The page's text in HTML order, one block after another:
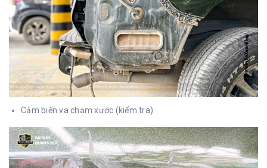
Cảm biến va chạm xước (kiểm tra)